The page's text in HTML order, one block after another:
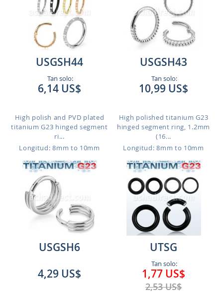
USGSH44
Tan solo:
6,14 US$
High polish and PVD plated
titanium G23 hinged segment
ri...
Longitud: 8mm to 10mm
USGSH43
Tan solo:
10,99 US$
High polished titanium G23
hinged segment ring, 1.2mm
(16...
Longitud: 8mm to 10mm
USGSH6
4,29 US$
UTSG
Tan solo:
1,77 US$
2,53 US$